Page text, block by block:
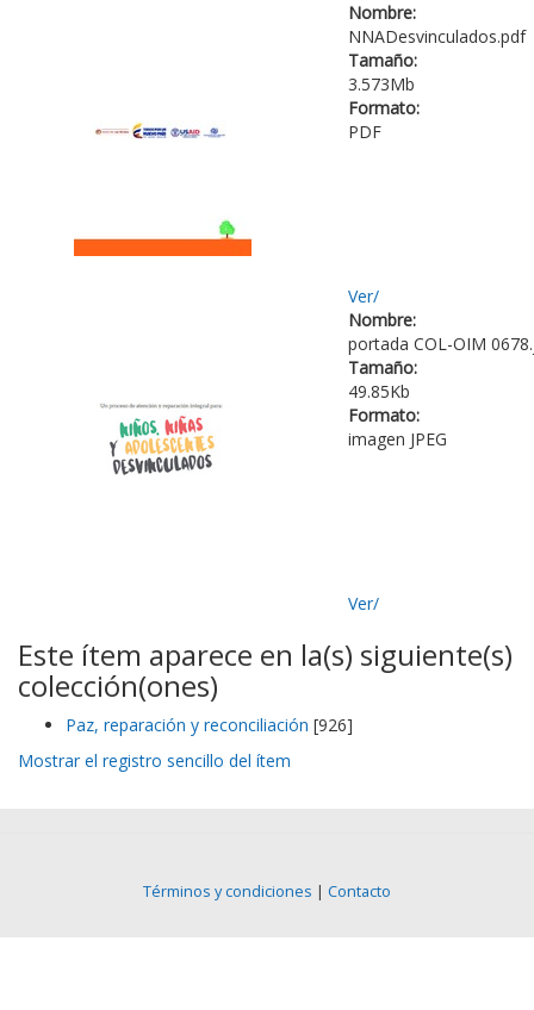
Nombre:
NNADesvinculados.pdf
Tamaño:
3.573Mb
Formato:
PDF
Ver/
Nombre:
portada COL-OIM
Tamaño:
49.85Kb
Formato:
imagen JPEG
Ver/
Este ítem aparece en la(s) siguiente(s)
colección(ones)
Paz, reparación y reconciliación [926]
Mostrar el registro sencillo del ítem
Términos y condiciones | Contacto